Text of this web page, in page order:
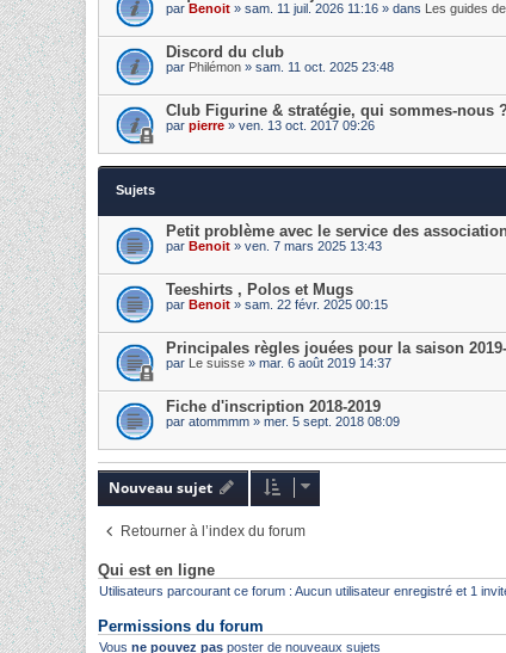
par Benoit » sam. 11 juil. 2026 11:16 » dans Les guides
Discord du club
par Philémon » sam. 11 oct. 2025 23:48
Club Figurine & stratégie, qui sommes-nous
par pierre » ven. 13 oct. 2017 09:26
Sujets
Petit problème avec le service des
par Benoit » ven. 7 mars 2025 13:43
Teeshirts , Polos et Mugs
par Benoit » sam. 22 févr. 2025 00:15
Principales règles jouées pour la saison
par Le suisse » mar. 6 août 2019 14:37
Fiche d'inscription 2018-2019
par atommmm » mer. 5 sept. 2018 08:09
Nouveau sujet
Retourner à l’index du forum
Qui est en ligne
Utilisateurs parcourant ce forum : Aucun utilisateur enregistré et 1
Permissions du forum
Vous ne pouvez pas poster de nouveaux sujets